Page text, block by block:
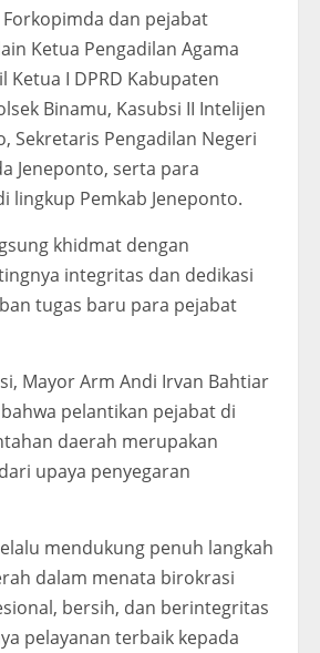
dan pejabat
Ketua Pengadilan Agama
Ketua I DPRD Kabupaten
Binamu, Kasubsi II Intelijen
Sekretaris Pengadilan Negeri
Jeneponto, serta para
lingkup Pemkab Jeneponto.
khidmat dengan
integritas dan dedikasi
tugas baru para pejabat
Mayor Arm Andi Irvan Bahtiar
pelantikan pejabat di
daerah merupakan
upaya penyegaran
mendukung penuh langkah
dalam menata birokrasi
bersih, dan berintegritas
pelayanan terbaik kepada